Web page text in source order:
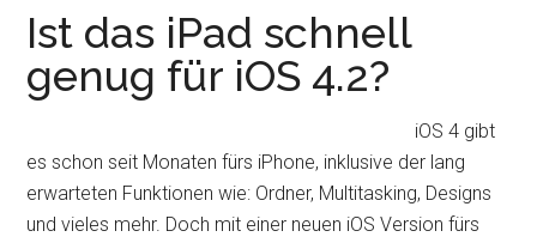
Probleme
mit
AirPrint
Ist das iPad schnell
genug für iOS 4.2?
iOS 4 gibt
es schon seit Monaten fürs iPhone, inklusive der lang
erwarteten Funktionen wie: Ordner, Multitasking, Designs
und vieles mehr. Doch mit einer neuen iOS Version fürs